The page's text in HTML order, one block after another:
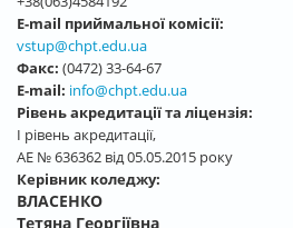
E-mail приймальної комісії:
vstup@chpt.edu.ua
Факс: (0472) 33-64-67
E-mail: info@chpt.edu.ua
Рівень акредитації та ліцензія:
І рівень акредитації,
АЕ № 636362 від 05.05.2015 року
Керівник коледжу:
ВЛАСЕНКО
Тетяна Георгіївна